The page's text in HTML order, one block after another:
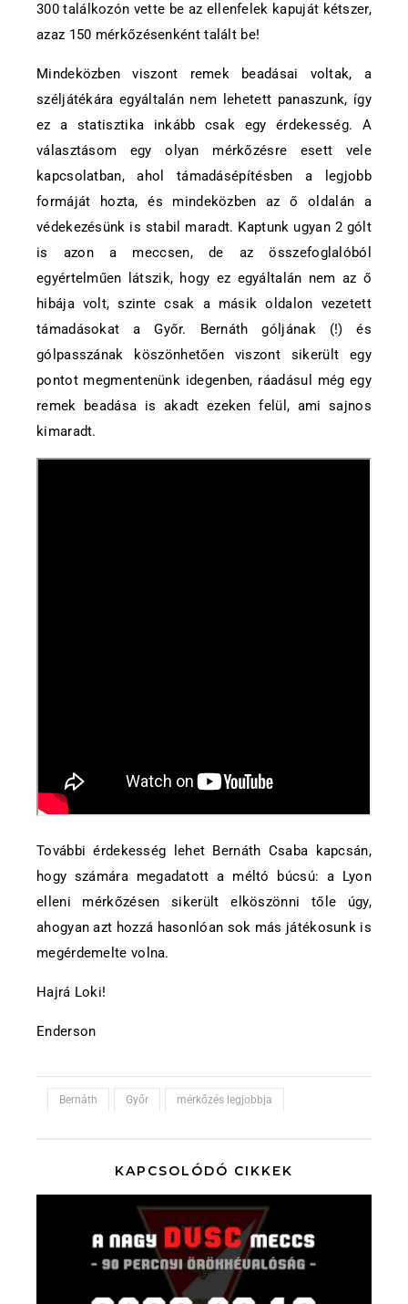
300 találkozón vette be az ellenfelek kapuját kétszer,
azaz 150 mérkőzésenként talált be!
Mindeközben viszont remek beadásai voltak, a
széljátékára egyáltalán nem lehetett panaszunk, így
ez a statisztika inkább csak egy érdekesség. A
választásom egy olyan mérkőzésre esett vele
kapcsolatban, ahol támadásépítésben a legjobb
formáját hozta, és mindeközben az ő oldalán a
védekezésünk is stabil maradt. Kaptunk ugyan 2 gólt
is azon a meccsen, de az összefoglalóból
egyértelműen látszik, hogy ez egyáltalán nem az ő
hibája volt, szinte csak a másik oldalon vezetett
támadásokat a Győr. Bernáth góljának (!) és
gólpasszának köszönhetően viszont sikerült egy
pontot megmentenünk idegenben, ráadásul még egy
remek beadása is akadt ezeken felül, ami sajnos
kimaradt.
További érdekesség lehet Bernáth Csaba kapcsán,
hogy számára megadatott a méltó búcsú: a Lyon
elleni mérkőzésen sikerült elköszönni tőle úgy,
ahogyan azt hozzá hasonlóan sok más játékosunk is
megérdemelte volna.
Hajrá Loki!
Enderson
Bernáth Győr mérkőzés legjobbja
KAPCSOLÓDÓ CIKKEK